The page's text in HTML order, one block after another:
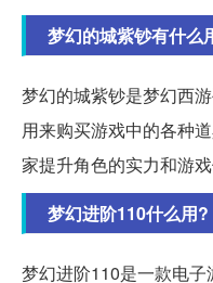
梦幻的城紫钞有什么
梦幻的城紫钞是梦幻西
用来购买游戏中的各种
家提升角色的实力和游
梦幻进阶110什么用?
梦幻进阶110是一款电